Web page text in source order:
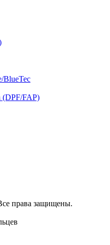
BlueTec
(DPF/FAP)
права защищены.